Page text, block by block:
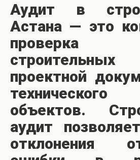
Аудит в
Астана — это
проверка
проектной
технического
объектов.
аудит
отклонения